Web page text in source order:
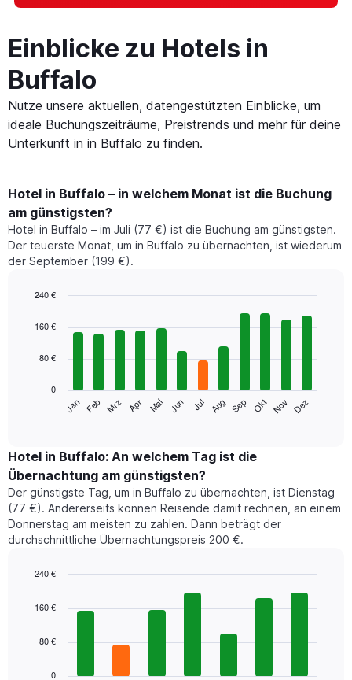
Einblicke zu Hotels in
Buffalo
Nutze unsere aktuellen, datengestützten Einblicke, um
ideale Buchungszeiträume, Preistrends und mehr für deine
Unterkunft in in Buffalo zu finden.
Hotel in Buffalo – in welchem Monat ist die Buchung
am günstigsten?
Hotel in Buffalo – im Juli (77 €) ist die Buchung am günstigsten.
Der teuerste Monat, um in Buffalo zu übernachten, ist wiederum
der September (199 €).
chart
bars.
folgende
den
durchschnittlichen
Zimmerpreis
im
jeweiligen
Monat
an.
Diagramm
die
graphic.
Jan Feb Mrz Apr Mai Jun Jul Aug Sep Okt Nov Dez
0
80 €
160 €
240 €
Hotel in Buffalo: An welchem Tag ist die
Übernachtung am günstigsten?
Der günstigste Tag, um in Buffalo zu übernachten, ist Dienstag
(77 €). Andererseits können Reisende damit rechnen, an einem
Donnerstag am meisten zu zahlen. Dann beträgt der
durchschnittliche Übernachtungspreis 200 €.
chart
bars.
0
80 €
160 €
240 €